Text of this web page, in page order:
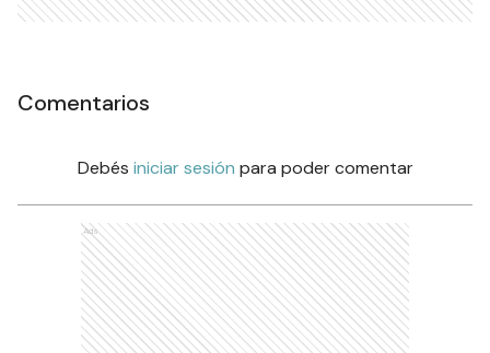
Comentarios
Debés iniciar sesión para poder comentar
Ads